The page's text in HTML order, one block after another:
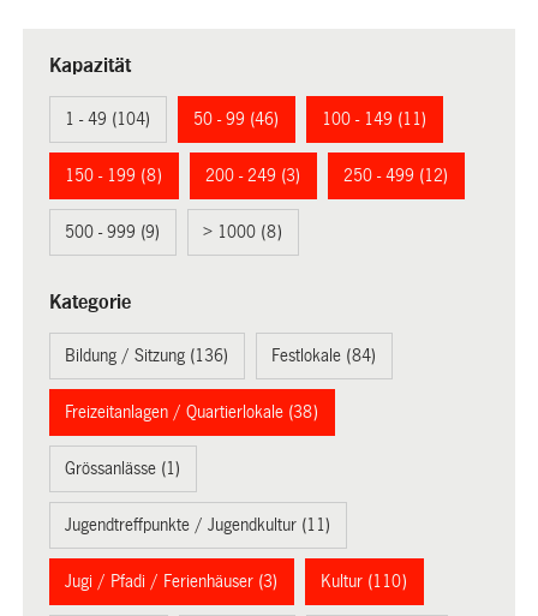
Kapazität
1 - 49 (104) 50 - 99 (46) 100 - 149 (11)
150 - 199 (8) 200 - 249 (3) 250 - 499 (12)
500 - 999 (9) > 1000 (8)
Kategorie
Bildung / Sitzung (136) Festlokale (84)
Freizeitanlagen / Quartierlokale (38)
Grössanlässe (1)
Jugendtreffpunkte / Jugendkultur (11)
Jugi / Pfadi / Ferienhäuser (3) Kultur (110)